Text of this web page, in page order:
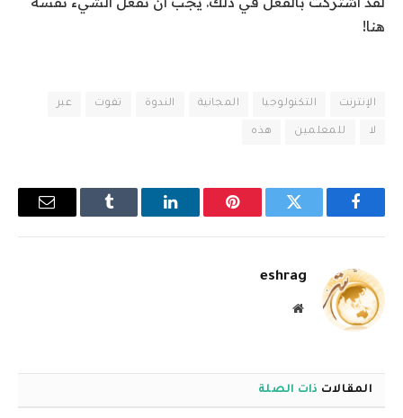
هنا!
الإنترنت التكنولوجيا المجانية الندوة تفوت عبر
لا للمعلمين هذه
فيسبوك تويتر بينتيريستلينكدإن Tumblr
البريد
eshrag
موقع
المقالات ذات الصلة